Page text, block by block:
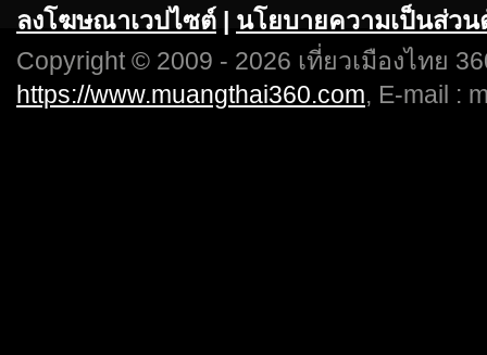
ลงโฆษณาเวปไซต์ | นโยบายความเป็นส่วน
Copyright © 2009 - 2026 เที่ยวเมืองไทย
https://www.muangthai360.com, E-mail :